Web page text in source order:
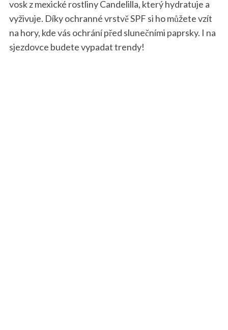
vosk z mexické rostliny Candelilla, který hydratuje a
vyživuje. Díky ochranné vrstvě SPF si ho můžete vzít
na hory, kde vás ochrání před slunečními paprsky. I na
sjezdovce budete vypadat trendy!